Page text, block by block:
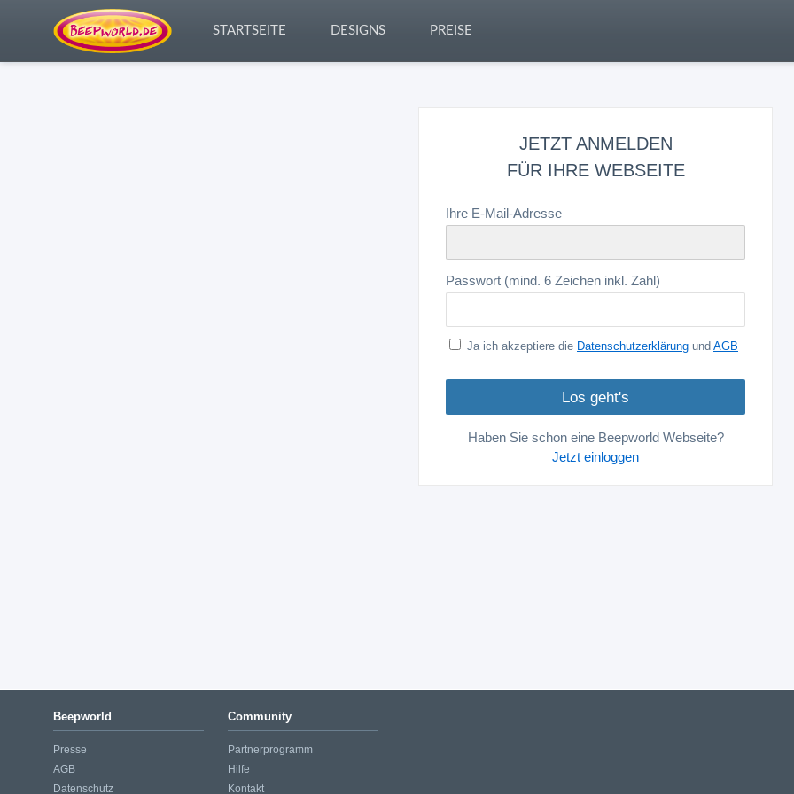
STARTSEITE DESIGNS PREISE
JETZT ANMELDEN
FÜR IHRE WEBSEITE
Ihre E-Mail-Adresse
Passwort (mind. 6 Zeichen inkl. Zahl)
Ja ich akzeptiere die Datenschutzerklärung und AGB
Haben Sie schon eine Beepworld Webseite?
Jetzt einloggen
Beepworld
Presse
AGB
Datenschutz
Community
Partnerprogramm
Hilfe
Kontakt